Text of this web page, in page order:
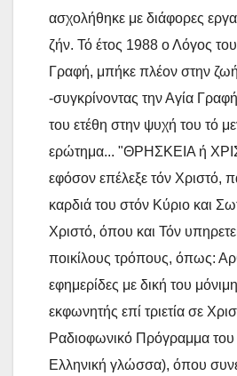
ασχολήθηκε με διάφορες
ζήν. Τό έτος 1988 ο Λόγος
Γραφή, μπήκε πλέον στην ζωή
-συγκρίνοντας την Αγία
του ετέθη στην ψυχή του τό
ερώτημα... "ΘΡΗΣΚΕΙΑ ή
εφόσον επέλεξε τόν Χριστό,
καρδιά του στόν Κύριο και
Χριστό, όπου και Τόν
ποικίλους τρόπους, όπως:
εφημερίδες με δική του
εκφωνητής επί τριετία σε
Ραδιοφωνικό Πρόγραμμα του
Ελληνική γλώσσα), όπου